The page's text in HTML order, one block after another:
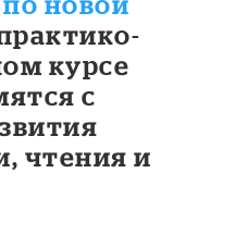
курсе
с
чтения и